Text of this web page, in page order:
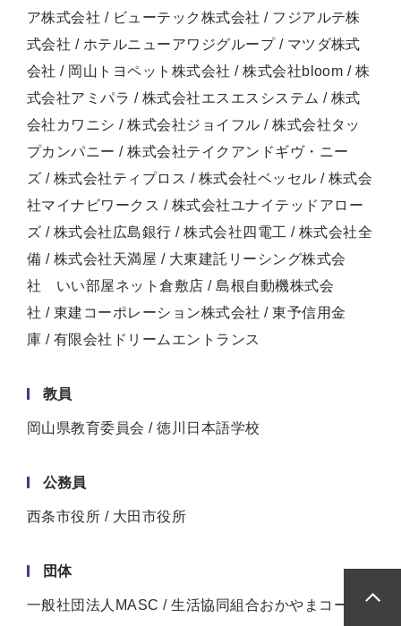
ア株式会社 / ビューテック株式会社 / フジアルテ株
式会社 / ホテルニューアワジグループ / マツダ株式
会社 / 岡山トヨペット株式会社 / 株式会社bloom / 株
式会社アミパラ / 株式会社エスエスシステム / 株式
会社カワニシ / 株式会社ジョイフル / 株式会社タッ
プカンパニー / 株式会社テイクアンドギヴ・ニー
ズ / 株式会社ティプロス / 株式会社ベッセル / 株式会
社マイナビワークス / 株式会社ユナイテッドアロー
ズ / 株式会社広島銀行 / 株式会社四電工 / 株式会社全
備 / 株式会社天満屋 / 大東建託リーシング株式会
社 いい部屋ネット倉敷店 / 島根自動機株式会
社 / 東建コーポレーション株式会社 / 東予信用金
庫 / 有限会社ドリームエントランス
教員
岡山県教育委員会 / 徳川日本語学校
公務員
西条市役所 / 大田市役所
団体
一般社団法人MASC / 生活協同組合おかやまコープ